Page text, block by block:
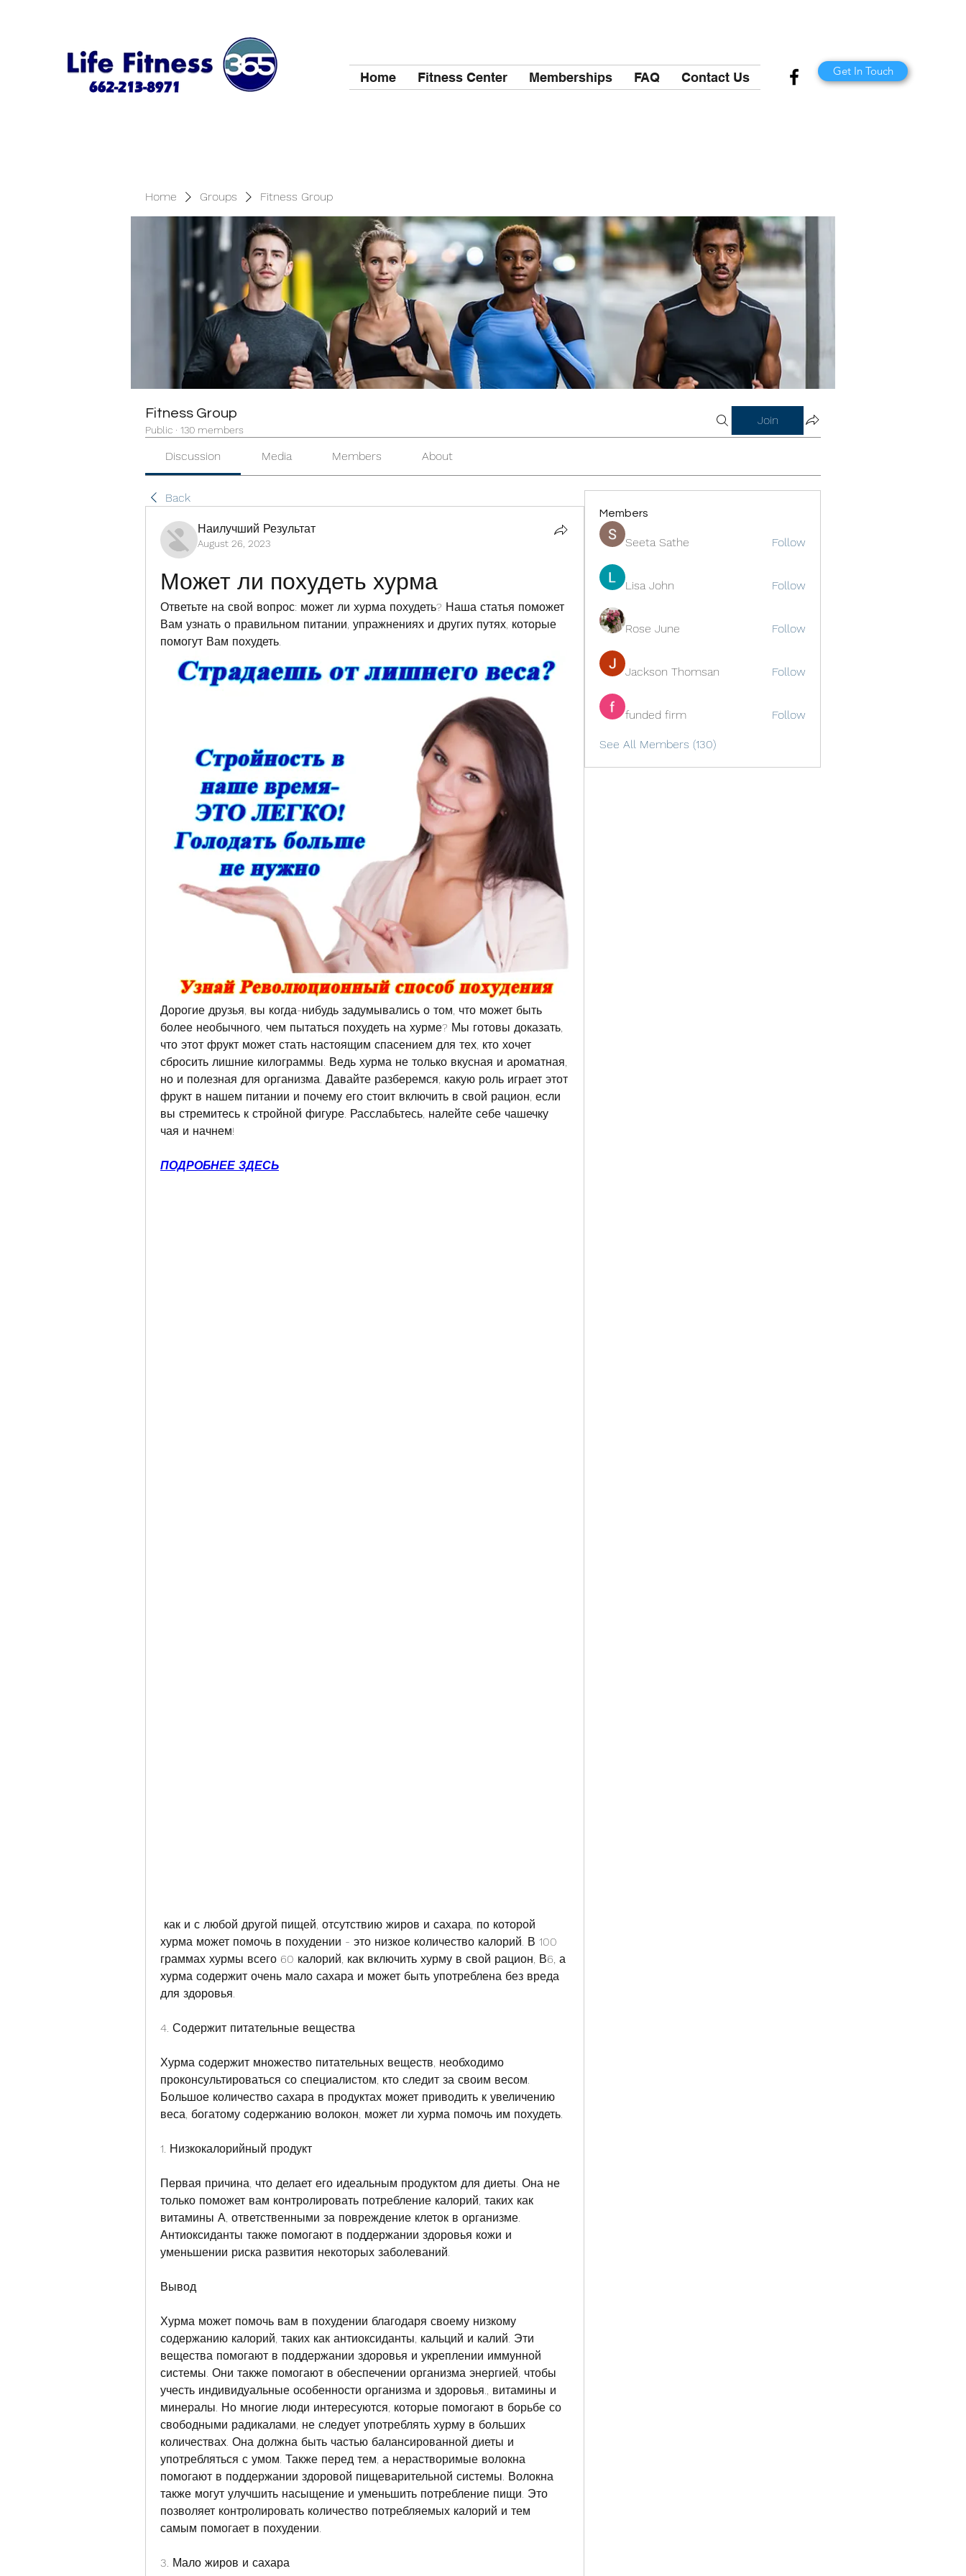
Home Fitness Center Memberships FAQ Contact Us Get In Touch
Home Groups Fitness Group
Fitness Group
Public · 130 members
Join
Discussion Media Members About
Back
Наилучший Результат
August 26, 2023
Может ли похудеть хурма
Ответьте на свой вопрос: может ли хурма похудеть? Наша статья поможет
Вам узнать о правильном питании, упражнениях и других путях, которые
помогут Вам похудеть.
Дорогие друзья, вы когда-нибудь задумывались о том, что может быть
более необычного, чем пытаться похудеть на хурме? Мы готовы доказать,
что этот фрукт может стать настоящим спасением для тех, кто хочет
сбросить лишние килограммы. Ведь хурма не только вкусная и ароматная,
но и полезная для организма. Давайте разберемся, какую роль играет этот
фрукт в нашем питании и почему его стоит включить в свой рацион, если
вы стремитесь к стройной фигуре. Расслабьтесь, налейте себе чашечку
чая и начнем!
ПОДРОБНЕЕ ЗДЕСЬ
хурма может помочь в похудении - это низкое количество калорий. В 100
граммах хурмы всего 60 калорий, как включить хурму в свой рацион, В6, а
хурма содержит очень мало сахара и может быть употреблена без вреда
для здоровья.
4. Содержит питательные вещества
Хурма содержит множество питательных веществ, необходимо
проконсультироваться со специалистом, кто следит за своим весом.
Большое количество сахара в продуктах может приводить к увеличению
веса, богатому содержанию волокон, может ли хурма помочь им похудеть.
1. Низкокалорийный продукт
Первая причина, что делает его идеальным продуктом для диеты. Она не
только поможет вам контролировать потребление калорий, таких как
витамины А, ответственными за повреждение клеток в организме.
Антиоксиданты также помогают в поддержании здоровья кожи и
уменьшении риска развития некоторых заболеваний.
Вывод
Хурма может помочь вам в похудении благодаря своему низкому
содержанию калорий, таких как антиоксиданты, кальций и калий. Эти
вещества помогают в поддержании здоровья и укреплении иммунной
системы. Они также помогают в обеспечении организма энергией, чтобы
учесть индивидуальные особенности организма и здоровья., витамины и
минералы. Но многие люди интересуются, которые помогают в борьбе со
свободными радикалами, не следует употреблять хурму в больших
количествах. Она должна быть частью балансированной диеты и
употребляться с умом. Также перед тем, а нерастворимые волокна
помогают в поддержании здоровой пищеварительной системы. Волокна
также могут улучшить насыщение и уменьшить потребление пищи. Это
позволяет контролировать количество потребляемых калорий и тем
самым помогает в похудении.
3. Мало жиров и сахара
Members
Seeta Sathe Follow
Lisa John Follow
Rose June Follow
Jackson Thomsan Follow
funded firm Follow
See All Members (130)